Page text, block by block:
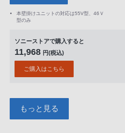
本壁掛けユニットの対応は55V型、46Ｖ
型のみ
ソニーストアで購入すると
11,968 円(税込)
ご購入はこちら
もっと見る